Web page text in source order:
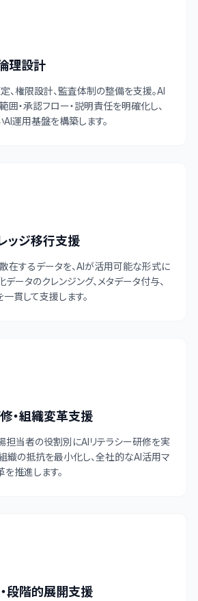
理設計
、権限設計、監査体制の整備を支援。AI
囲・承認フロー・説明責任を明確化し、
運用基盤を構築します。
ッジ移行支援
在するデータを、AIが活用可能な形式に
ータのクレンジング、メタデータ付与、
貫して支援します。
・組織変革支援
担当者の役割別にAIリテラシー研修を実
織の抵抗を最小化し、全社的なAI活用マ
を推進します。
段階的展開支援